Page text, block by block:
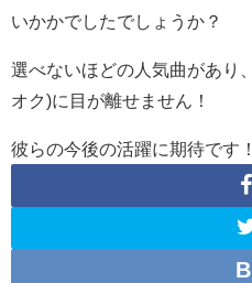
いかかでしたでしょうか？
選べないほどの人気曲があり
オク)に目が離せません！
彼らの今後の活躍に期待です！